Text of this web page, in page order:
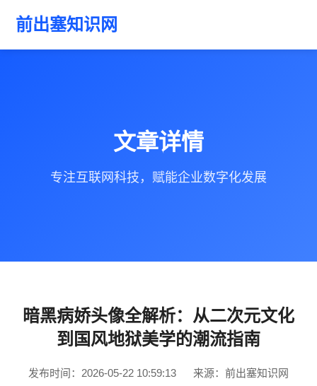
前出塞知识网
文章详情
专注互联网科技，赋能企业数字化发展
暗黑病娇头像全解析：从二次元文化
到国风地狱美学的潮流指南
发布时间：2026-05-22 10:59:13 来源：前出塞知识网